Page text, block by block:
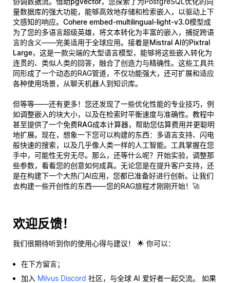
量数据库的强大功能，能够高效地存储和检索嵌入，以驱动上下
文感知的响应。 Cohere embed-multilingual-light-v3.0模型成
为了您的多语言超级英雄，将文本转化为丰富的嵌入，捕捉跨语
言的含义——完美适用于全球应用。接着是Mistral AI的Pixtral
Large，这是一款尖端的大型语言模型，能够将这些嵌入转化为
连贯的、类似人类的回答，融合了创造力与精确性。这些工具共
同形成了一个动态的RAG管道，不仅功能强大，还可扩展和适应
各种使用场景，从聊天机器人到知识库。
但等等——还有更多！您还发现了一些优化性能的专业技巧，例
如调整嵌入的块大小，以及在检索时平衡速度与准确性。教程中
甚至提供了一个免费RAG成本计算器，帮助您估算费用并更聪明
地扩展。现在，想象一下您可以构建的东西：多语言支持、闪电
般快速的搜索，以及几乎像人类一样的人工智能。工具掌握在您
手中，可能性无穷无尽。那么，还等什么呢？开始实验，调整那
些参数，看看您的创意如何成真。无论您是在提升客户支持，还
是在构建下一个大热门AI应用，您都已准备好进行创新。让我们
去构建一些开创性的东西——您的RAG旅程才刚刚开始！🚀
欢迎反馈！
我们很期待听到你的使用心得与建议！ 🌟 你可以：
在下方留言；
加入 Milvus Discord 社区，与全球 AI 爱好者一起交流。 如果